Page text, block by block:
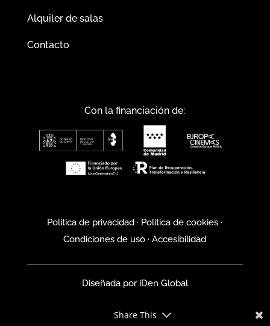
Alquiler de salas
Contacto
Con la financiación de:
Política de privacidad · Política de cookies ·
Condiciones de uso ·Accesibilidad
Diseñada poriDen Global
Share This